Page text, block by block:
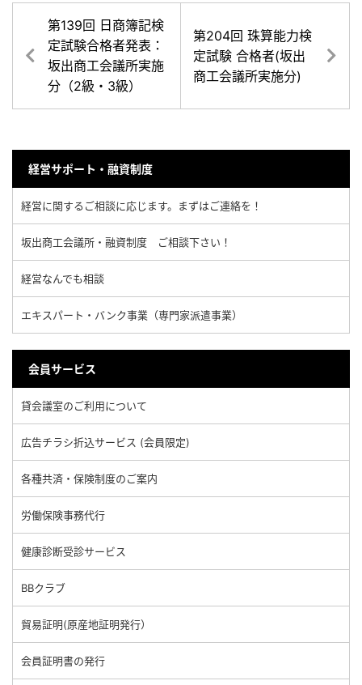
第139回 日商簿記検
定試験合格者発表：
坂出商工会議所実施
分（2級・3級）
第204回 珠算能力検
定試験 合格者(坂出
商工会議所実施分)
経営サポート・融資制度
経営に関するご相談に応じます。まずはご連絡を！
坂出商工会議所・融資制度 ご相談下さい！
経営なんでも相談
エキスパート・バンク事業（専門家派遣事業）
会員サービス
貸会議室のご利用について
広告チラシ折込サービス (会員限定)
各種共済・保険制度のご案内
労働保険事務代行
健康診断受診サービス
BBクラブ
貿易証明(原産地証明発行）
会員証明書の発行